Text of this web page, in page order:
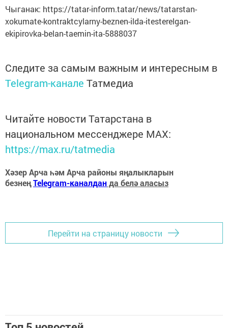
Чыганак: https://tatar-inform.tatar/news/tatarstan-
xokumate-kontraktcylarny-beznen-ilda-itesterelgan-
ekipirovka-belan-taemin-ita-5888037
Следите за самым важным и интересным в
Telegram-канале Татмедиа
Читайте новости Татарстана в
национальном мессенджере MАХ:
https://max.ru/tatmedia
Хәзер Арча һәм Арча районы яңалыкларын
безнеңTelegram-каналданда белә аласыз
Перейти на страницу новости